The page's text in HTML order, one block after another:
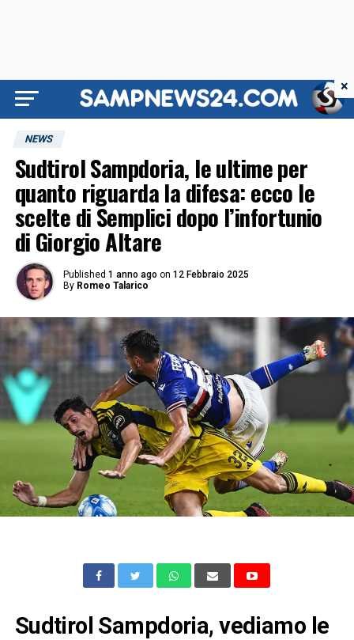
NEWS
Sudtirol Sampdoria, le ultime per
quanto riguarda la difesa: ecco le
scelte di Semplici dopo l’infortunio
di Giorgio Altare
Published 1 anno ago on 12 Febbraio 2025
By Romeo Talarico
Sudtirol Sampdoria, vediamo le
×